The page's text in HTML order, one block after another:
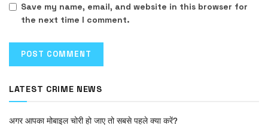
Save my name, email, and website in this browser for
the next time I comment.
LATEST CRIME NEWS
अगर आपका मोबाइल चोरी हो जाए तो सबसे पहले क्या करें?